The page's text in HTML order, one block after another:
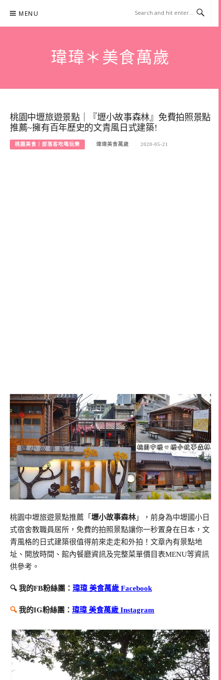
content
MENU
瑋瑋＊美食萬歲
桃園中壢旅遊景點｜『壢小故事森林』免費拍照景點
推薦~擁有百年歷史的文青風日式建築!
桃園美食｜部落客吃喝玩樂 瑋瑋美食萬歲 2020-05-21
桃園中壢旅遊景點推薦「 壢小故事森林 」，前身為中壢國小日
式宿舍教職員居所，免費的拍照景點讓你一秒置身在日本，文
青風格的日式建築很值得前來走走和外拍！文章內有景點地
址、開放時間、館內餐廳資訊及完整菜單價目表MENU等資訊
供參考。
🔍 我的FB粉絲團： 瑋瑋 美食萬歲 Facebook
🔍我的IG粉絲團： 瑋瑋 美食萬歲 Instagram